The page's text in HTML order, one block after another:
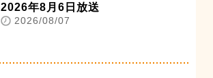
2026年8月6日放送
2026/08/07